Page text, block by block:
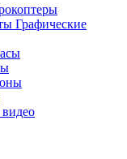
Графические